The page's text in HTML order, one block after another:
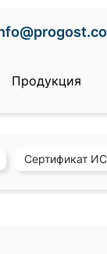
Продукция
Сертификат